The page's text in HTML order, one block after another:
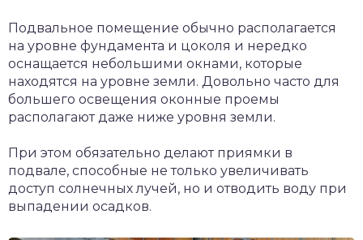
Подвальное помещение обычно располагается
на уровне фундамента и цоколя и нередко
оснащается небольшими окнами, которые
находятся на уровне земли. Довольно часто для
большего освещения оконные проемы
располагают даже ниже уровня земли.
При этом обязательно делают приямки в
подвале, способные не только увеличивать
доступ солнечных лучей, но и отводить воду при
выпадении осадков.